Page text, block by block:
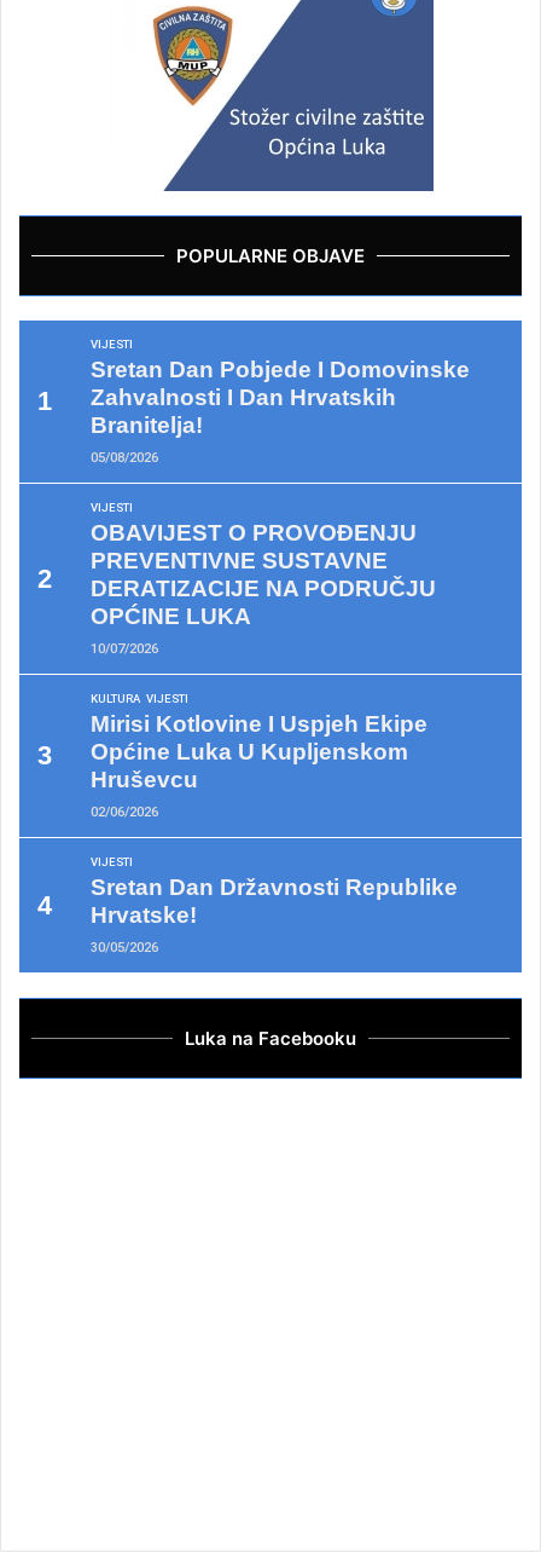
POPULARNE OBJAVE
VIJESTI
Sretan Dan Pobjede I Domovinske
Zahvalnosti I Dan Hrvatskih
Branitelja!
05/08/2026
VIJESTI
OBAVIJEST O PROVOĐENJU
PREVENTIVNE SUSTAVNE
DERATIZACIJE NA PODRUČJU
OPĆINE LUKA
10/07/2026
KULTURA VIJESTI
Mirisi Kotlovine I Uspjeh Ekipe
Općine Luka U Kupljenskom
Hruševcu
02/06/2026
VIJESTI
Sretan Dan Državnosti Republike
Hrvatske!
30/05/2026
Luka na Facebooku